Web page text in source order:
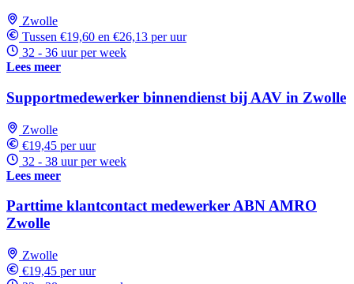
Zwolle
Tussen €19,60 en €26,13 per uur
32 - 36 uur per week
Lees meer
Supportmedewerker binnendienst bij AAV in Zwolle
Zwolle
€19,45 per uur
32 - 38 uur per week
Lees meer
Parttime klantcontact medewerker ABN AMRO
Zwolle
Zwolle
€19,45 per uur